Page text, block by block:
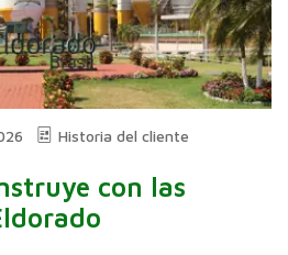
Historia del cliente
con las